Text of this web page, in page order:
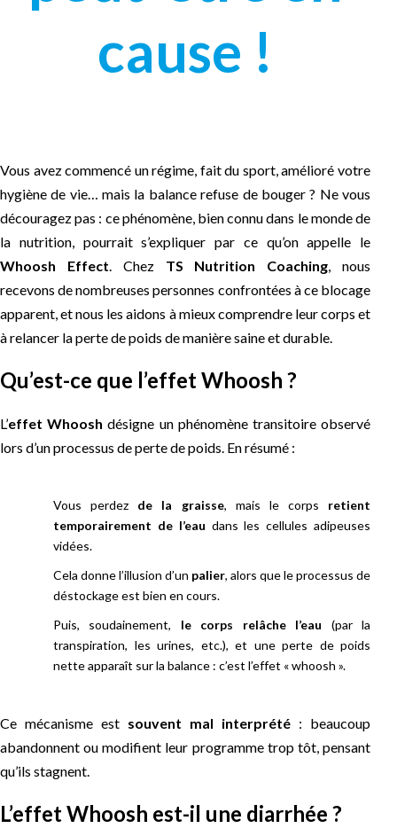
cause !
Vous avez commencé un régime, fait du sport, amélioré votre
hygiène de vie… mais la balance refuse de bouger ? Ne vous
découragez pas : ce phénomène, bien connu dans le monde de
la nutrition, pourrait s’expliquer par ce qu’on appelle le
Whoosh Effect . Chez TS Nutrition Coaching , nous
recevons de nombreuses personnes confrontées à ce blocage
apparent, et nous les aidons à mieux comprendre leur corps et
à relancer la perte de poids de manière saine et durable.
Qu’est-ce que l’effet Whoosh ?
L’effet Whoosh désigne un phénomène transitoire observé
lors d’un processus de perte de poids. En résumé :
Vous perdez de la graisse, mais le corps retient
temporairement de l’eau dans les cellules adipeuses
vidées.
Cela donne l’illusion d’un palier, alors que le processus de
déstockage est bien en cours.
Puis, soudainement, le corps relâche l’eau (par la
transpiration, les urines, etc.), et une perte de poids
nette apparaît sur la balance : c’est l’effet « whoosh ».
Ce mécanisme est souvent mal interprété : beaucoup
abandonnent ou modifient leur programme trop tôt, pensant
qu’ils stagnent.
L’effet Whoosh est-il une diarrhée ?